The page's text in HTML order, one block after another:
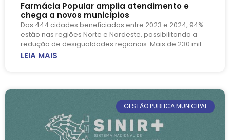
Farmácia Popular amplia atendimento e
chega a novos municípios
Das 444 cidades beneficiadas entre 2023 e 2024, 94%
estão nas regiões Norte e Nordeste, possibilitando a
redução de desigualdades regionais. Mais de 230 mil
LEIA MAIS
GESTÃO PUBLICA MUNICIPAL